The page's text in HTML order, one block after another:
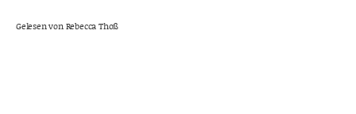
Gelesen von Rebecca Thoß